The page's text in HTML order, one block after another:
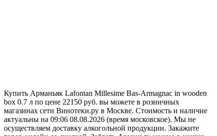
Купить Арманьяк Lafontan Millesime Bas-Armagnac in wooden
box 0.7 л по цене 22150 руб. вы можете в розничных
магазинах сети Винотеки.ру в Москве. Стоимость и наличие
актуальны на 09:06 08.08.2026 (время московское). Мы не
осуществляем доставку алкогольной продукции. Закажите